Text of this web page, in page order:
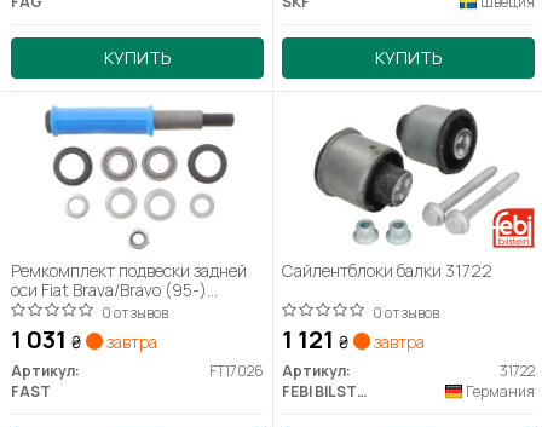
КУПИТЬ КУПИТЬ
Ремкомплект подвески задней
оси Fiat Brava/Bravo (95-)
M16X2.0X2000 отзывов
1 031 ₴ завтра
Артикул:
FT17026
FAST
Сайлентблоки балки 31722
0 отзывов
1 121 ₴ завтра
Артикул:
31722
FEBI BILSTEIN
Германия